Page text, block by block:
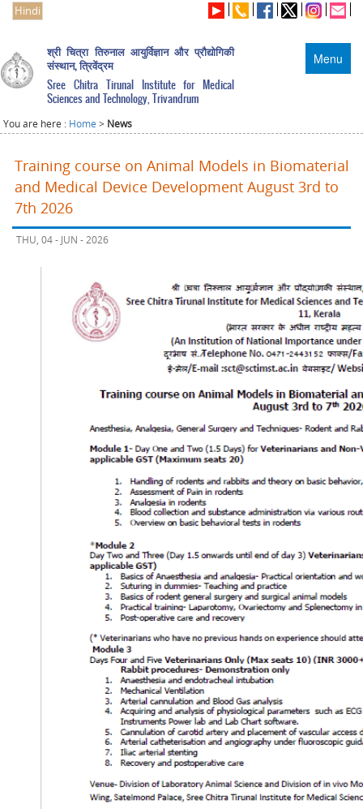
Hindi
Menu
श्री चित्रा तिरुनाल आयुर्विज्ञान और प्रौद्योगिकी
संस्थान, त्रिवेंद्रम
Sree Chitra Tirunal Institute for Medical
Sciences and Technology, Trivandrum
You are here : Home > News
Training course on Animal Models in Biomaterial
and Medical Device Development August 3rd to
7th 2026
THU, 04 - JUN - 2026